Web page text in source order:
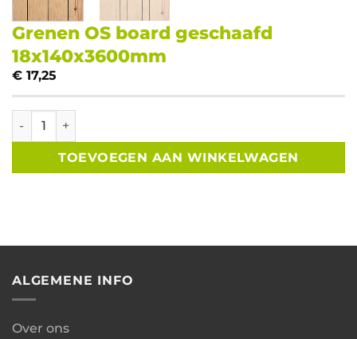
Grenen OS board geschaafd
18x140x3600mm
€ 17,25
Grenen OS board geschaafd 18x140x3600mm aantal
TOEVOEGEN AAN WINKELWAGEN
ALGEMENE INFO
Over ons